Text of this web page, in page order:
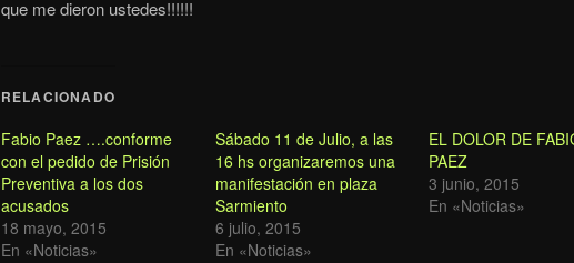
que me dieron ustedes!!!!!!
RELACIONADO
Fabio Paez ….conforme
con el pedido de Prisión
Preventiva a los dos
acusados
18 mayo, 2015
En «Noticias»
Sábado 11 de Julio, a las
16 hs organizaremos una
manifestación en plaza
Sarmiento
6 julio, 2015
En «Noticias»
EL DOLOR DE
PAEZ
3 junio, 2015
En «Noticias»